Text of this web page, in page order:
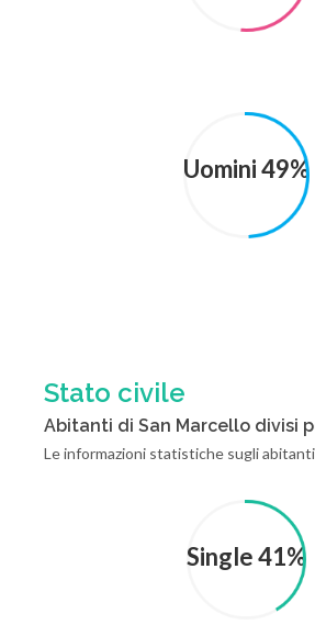
Uomini 49%
Stato civile
Abitanti di San Marcello divisi
Le informazioni statistiche sugli
Single 41%